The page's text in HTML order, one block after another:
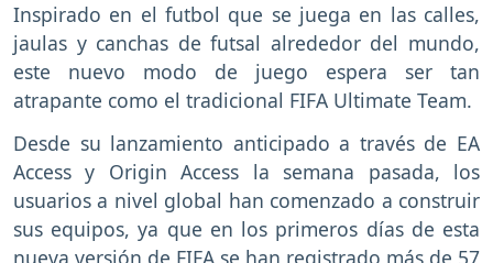
Inspirado en el futbol que se juega en las calles,
jaulas y canchas de futsal alrededor del mundo,
este nuevo modo de juego espera ser tan
atrapante como el tradicional FIFA Ultimate Team.
Desde su lanzamiento anticipado a través de EA
Access y Origin Access la semana pasada, los
usuarios a nivel global han comenzado a construir
sus equipos, ya que en los primeros días de esta
nueva versión de FIFA se han registrado más de 57